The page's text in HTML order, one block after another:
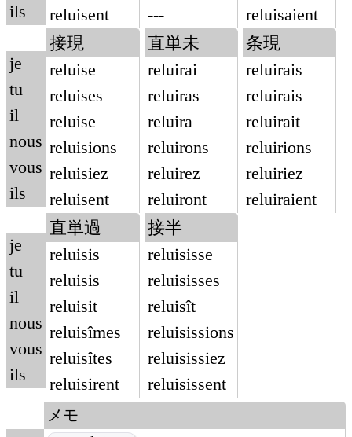
ils
je
tu
il
nous
vous
ils
je
tu
il
nous
vous
ils
reluisent
---
reluisaient
接現
reluise
reluises
reluise
reluisions
reluisiez
reluisent
直単未
reluirai
reluiras
reluira
reluirons
reluirez
reluiront
条現
reluirais
reluirais
reluirait
reluirions
reluiriez
reluiraient
直単過
reluisis
reluisis
reluisit
reluisîmes
reluisîtes
reluisirent
接半
reluisisse
reluisisses
reluisît
reluisissions
reluisissiez
reluisissent
メモ